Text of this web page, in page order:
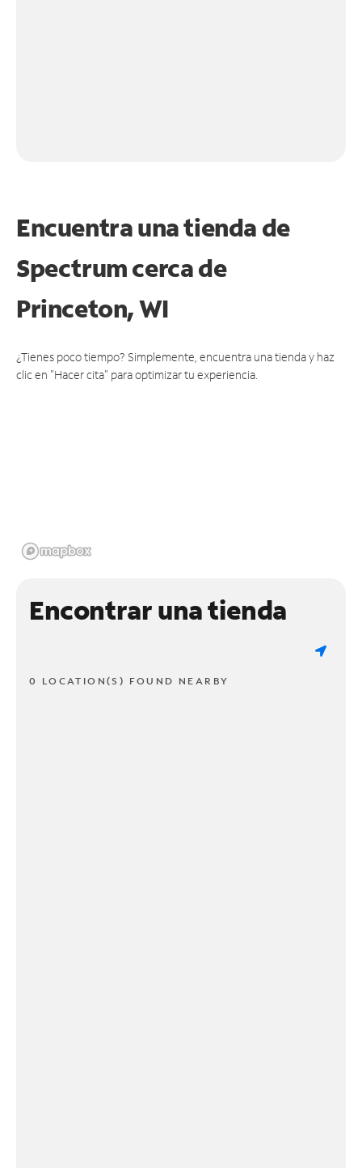
Encuentra una tienda de
Spectrumcerca de
Princeton, WI
¿Tienes poco tiempo? Simplemente, encuentra una tienda y haz
clic en "Hacer cita" para optimizar tu experiencia.
Encontrar una tienda
0 LOCATION(S) FOUND NEARBY